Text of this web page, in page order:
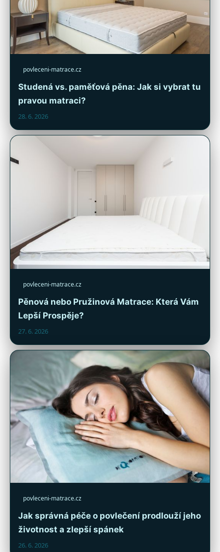
povleceni-matrace.cz
Studená vs. paměťová pěna: Jak si vybrat tu
pravou matraci?
28. 6. 2026
povleceni-matrace.cz
Pěnová nebo Pružinová Matrace: Která Vám
Lepší Prospěje?
27. 6. 2026
povleceni-matrace.cz
Jak správná péče o povlečení prodlouží jeho
životnost a zlepší spánek
26. 6. 2026